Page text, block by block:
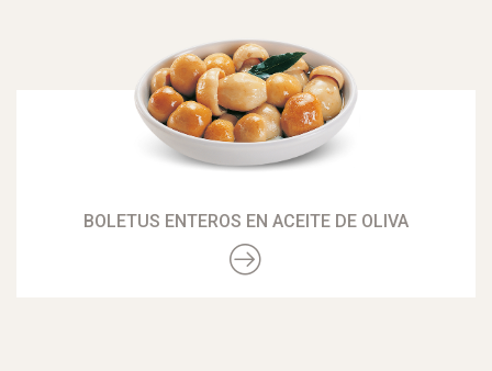
BOLETUS ENTEROS EN ACEITE DE OLIVA